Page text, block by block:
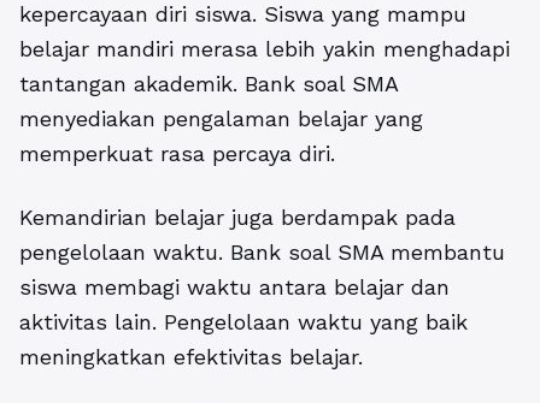
kepercayaan diri siswa. Siswa yang mampu
belajar mandiri merasa lebih yakin menghadapi
tantangan akademik. Bank soal SMA
menyediakan pengalaman belajar yang
memperkuat rasa percaya diri.
Kemandirian belajar juga berdampak pada
pengelolaan waktu. Bank soal SMA membantu
siswa membagi waktu antara belajar dan
aktivitas lain. Pengelolaan waktu yang baik
meningkatkan efektivitas belajar.